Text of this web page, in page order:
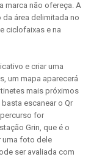
marca não ofereça. A
área delimitada no
ciclofaixas e na
e criar uma
um mapa aparecerá
mais próximos
escanear o Qr
for
Grin, que é o
uma foto dele
ser avaliada com